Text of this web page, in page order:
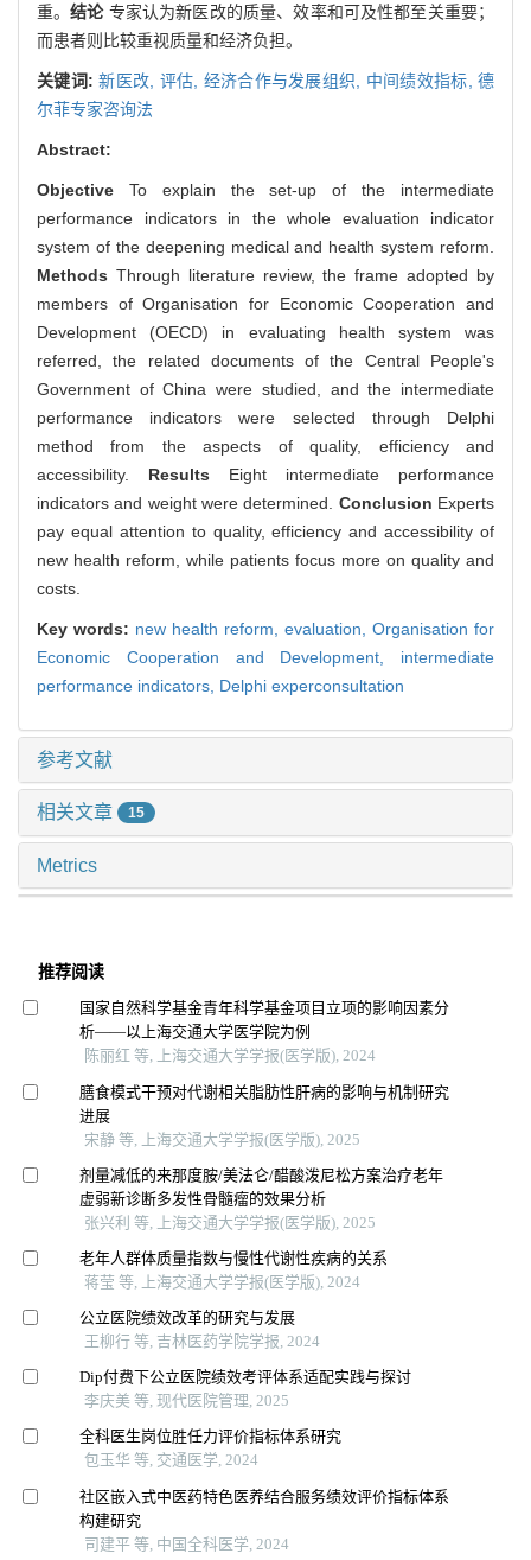
重。结论 专家认为新医改的质量、效率和可及性都至关重要；
而患者则比较重视质量和经济负担。
关键词:新医改, 评估, 经济合作与发展组织, 中间绩效指标,德
尔菲专家咨询法
Abstract:
Objective To explain the set-up of the intermediate
performance indicators in the whole evaluation indicator
system of the deepening medical and health system reform.
Methods Through literature review, the frame adopted by
members of Organisation for Economic Cooperation and
Development (OECD) in evaluating health system was
referred, the related documents of the Central People's
Government of China were studied, and the intermediate
performance indicators were selected through Delphi
method from the aspects of quality, efficiency and
accessibility. Results Eight intermediate performance
indicators and weight were determined. Conclusion Experts
pay equal attention to quality, efficiency and accessibility of
new health reform, while patients focus more on quality and
costs.
Key words: new health reform, evaluation, Organisation for
Economic Cooperation and Development, intermediate
performance indicators, Delphi experconsultation
参考文献
相关文章 15
Metrics
推荐阅读
国家自然科学基金青年科学基金项目立项的影响因素分
析——以上海交通大学医学院为例
陈丽红 等, 上海交通大学学报(医学版), 2024
膳食模式干预对代谢相关脂肪性肝病的影响与机制研究
进展
宋静 等, 上海交通大学学报(医学版), 2025
剂量减低的来那度胺/美法仑/醋酸泼尼松方案治疗老年
虚弱新诊断多发性骨髓瘤的效果分析
张兴利 等, 上海交通大学学报(医学版), 2025
老年人群体质量指数与慢性代谢性疾病的关系
蒋莹 等, 上海交通大学学报(医学版), 2024
公立医院绩效改革的研究与发展
王柳行 等, 吉林医药学院学报, 2024
Dip付费下公立医院绩效考评体系适配实践与探讨
李庆美 等, 现代医院管理, 2025
全科医生岗位胜任力评价指标体系研究
包玉华 等, 交通医学, 2024
社区嵌入式中医药特色医养结合服务绩效评价指标体系
构建研究
司建平 等, 中国全科医学, 2024